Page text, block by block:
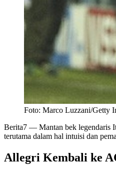
Foto: Marco Luzzani/Getty
Berita7 — Mantan bek legendaris
terutama dalam hal intuisi dan
Allegri Kembali ke